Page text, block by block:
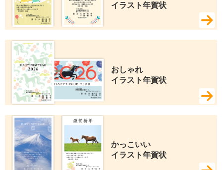
イラスト年賀状
おしゃれ
イラスト年賀状
かっこいい
イラスト年賀状